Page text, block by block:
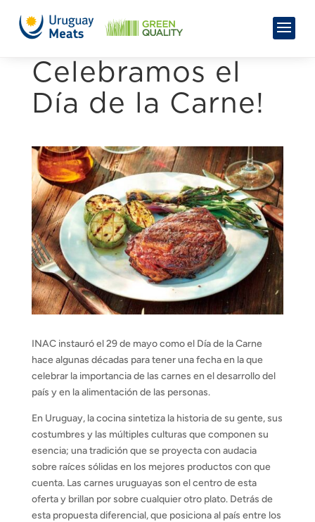
Celebramos el
Día de la Carne!
INAC instauró el 29 de mayo como el Día de la Carne
hace algunas décadas para tener una fecha en la que
celebrar la importancia de las carnes en el desarrollo del
país y en la alimentación de las personas.
En Uruguay, la cocina sintetiza la historia de su gente, sus
costumbres y las múltiples culturas que componen su
esencia; una tradición que se proyecta con audacia
sobre raíces sólidas en los mejores productos con que
cuenta. Las carnes uruguayas son el centro de esta
oferta y brillan por sobre cualquier otro plato. Detrás de
esta propuesta diferencial, que posiciona al país entre los